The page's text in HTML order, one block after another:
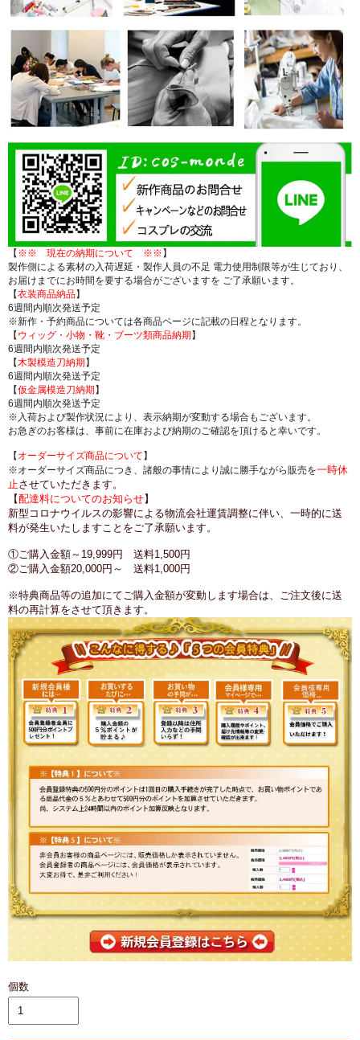
【※※ 現在の納期について ※※】
製作側による素材の入荷遅延・製作人員の不足 電力使用制限等が生じており、
お届けまでにお時間を要する場合がございますを ご了承願います。
【衣装商品納品】
6週間内順次発送予定
※新作・予約商品については各商品ページに記載の日程となります。
【ウィッグ・小物・靴・ブーツ類商品納期】
6週間内順次発送予定
【木製模造刀納期】
6週間内順次発送予定
【仮金属模造刀納期】
6週間内順次発送予定
※入荷および製作状況により、表示納期が変動する場合もございます。
お急ぎのお客様は、事前に在庫および納期のご確認を頂けると幸いです。
【オーダーサイズ商品について】
※オーダーサイズ商品につき、諸般の事情により誠に勝手ながら販売を一時休
止させていただきます。
【配達料についてのお知らせ】
新型コロナウイルスの影響による物流会社運賃調整に伴い、一時的に送
料が発生いたしますことをご了承願います。
①ご購入金額～19,999円 送料1,500円
②ご購入金額20,000円～ 送料1,000円
※特典商品等の追加にてご購入金額が変動します場合は、ご注文後に送
料の再計算をさせて頂きます。
個数